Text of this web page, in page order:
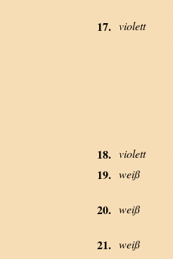
17. violett
18. violett
19. weiß
20. weiß
21. weiß